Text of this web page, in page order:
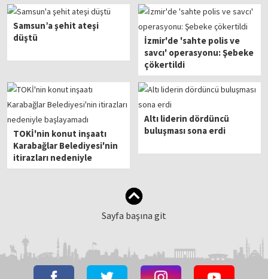
Samsun’a şehit ateşi
düştü
İzmir'de 'sahte polis ve
savcı' operasyonu: Şebeke
çökertildi
TOKİ'nin konut inşaatı
Karabağlar Belediyesi'nin
itirazları nedeniyle
başlayamadı
Altı liderin dördüncü
buluşması sona erdi
Sayfa başına git